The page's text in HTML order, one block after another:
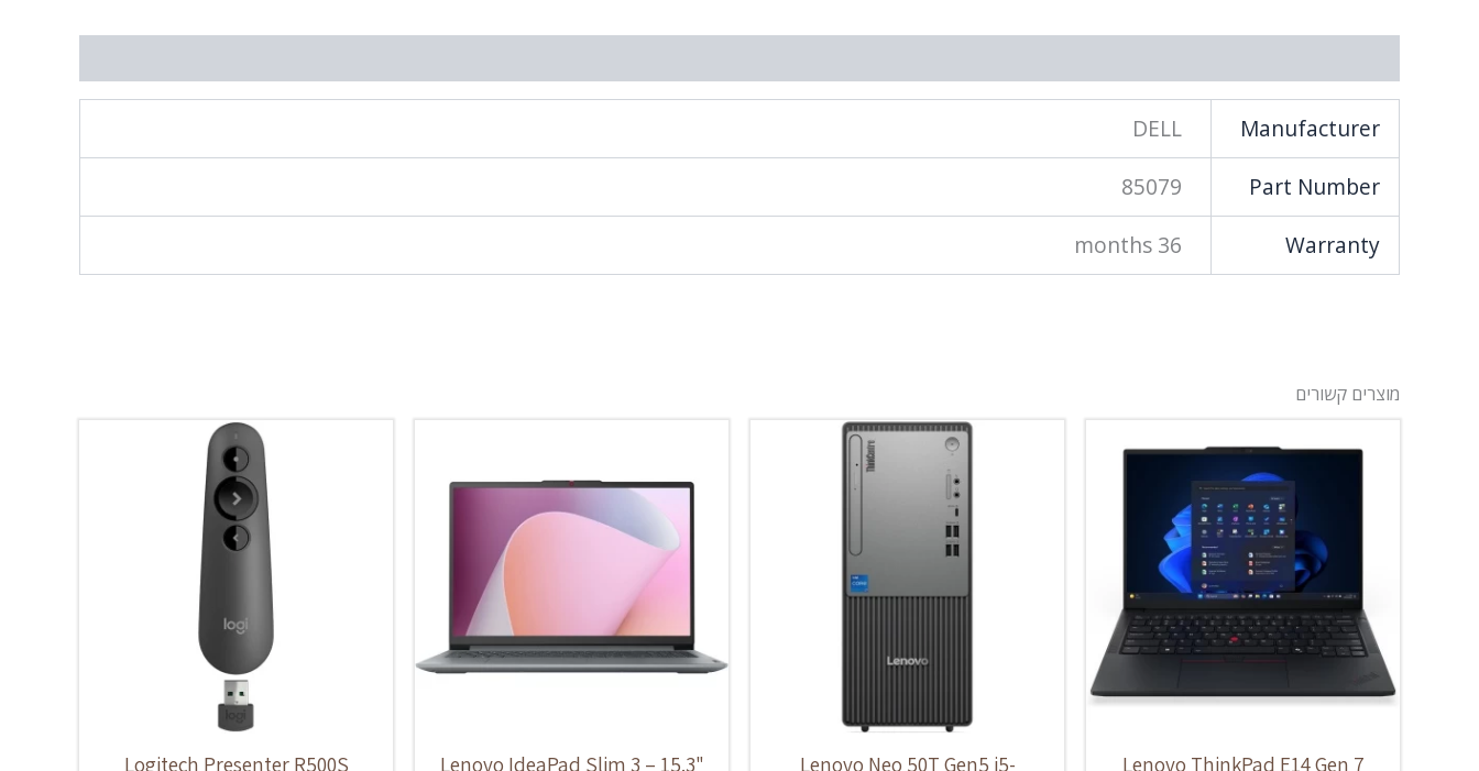
Manufacturer
DELL
Part Number
85079
Warranty
36 months
מוצרים קשורים
Lenovo ThinkPad E14 Gen 7
Lenovo Neo 50T Gen5 i5-
Lenovo IdeaPad Slim 3 – 15.3"
Logitech Presenter R500S